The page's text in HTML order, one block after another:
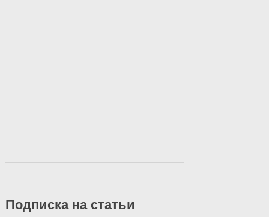
Подписка на статьи